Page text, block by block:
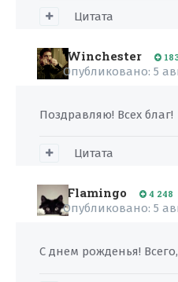
Цитата
Winchester
Опубликовано: 5
Поздравляю! Всех благ!
Цитата
Flamingo 4 248
Опубликовано: 5
С днем рожденья! Всего,